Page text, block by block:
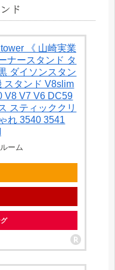
ド
《 山崎実業
ナースタンド タ
ダイソンスタン
スタンド V8slim
V8 V7 V6 DC59
スティッククリ
れ 3540 3541
ーム